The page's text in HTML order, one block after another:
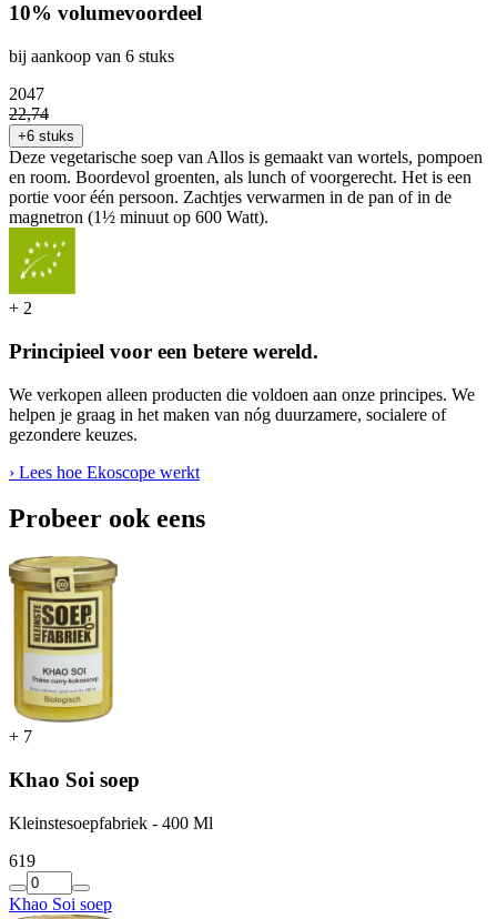
10% volumevoordeel
bij aankoop van 6 stuks
2047
22,74
+6 stuks
Deze vegetarische soep van Allos is gemaakt van wortels, pompoen
en room. Boordevol groenten, als lunch of voorgerecht. Het is een
portie voor één persoon. Zachtjes verwarmen in de pan of in de
magnetron (1½ minuut op 600 Watt).
+ 2
Principieel voor een betere wereld.
We verkopen alleen producten die voldoen aan onze principes. We
helpen je graag in het maken van nóg duurzamere, socialere of
gezondere keuzes.
› Lees hoe Ekoscope werkt
Probeer ook eens
+ 7
Khao Soi soep
Kleinstesoepfabriek - 400 Ml
619
Khao Soi soep